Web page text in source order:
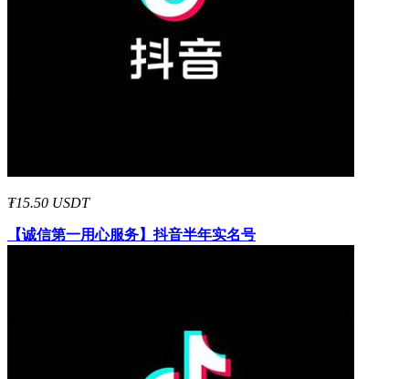
₮15.50 USDT
【诚信第一用心服务】抖音半年实名号